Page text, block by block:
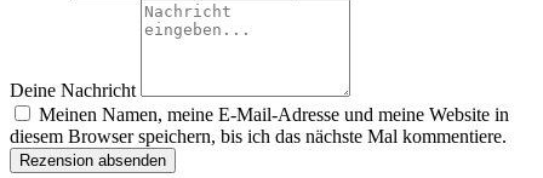
Deine Nachricht
Meinen Namen, meine E-Mail-Adresse und meine Website in
diesem Browser speichern, bis ich das nächste Mal kommentiere.
Rezension absenden